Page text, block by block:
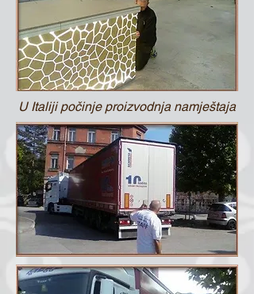
U Italiji počinje proizvodnja namještaja